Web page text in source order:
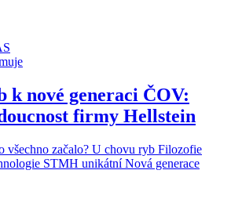
k nové generaci ČOV:
firmy Hellstein
všechno začalo? U chovu ryb Filozofie
STMH unikátní Nová generace